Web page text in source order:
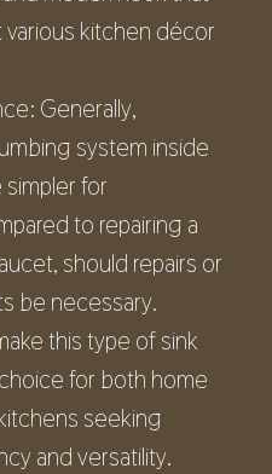
kitchen décor
Generally,
system inside
for
to repairing a
should repairs or
be necessary.
this type of sink
for both home
seeking
and versatility.